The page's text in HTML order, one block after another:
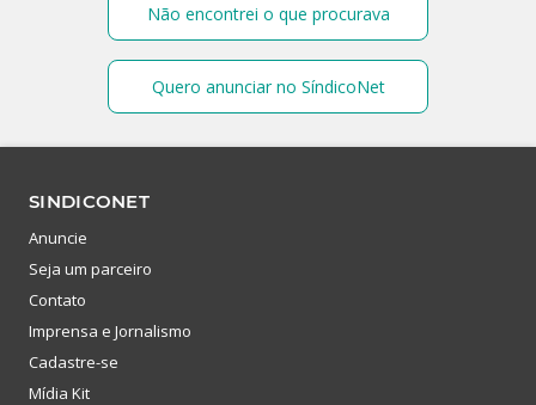
Não encontrei o que procurava
Quero anunciar no SíndicoNet
SINDICONET
Anuncie
Seja um parceiro
Contato
Imprensa e Jornalismo
Cadastre-se
Mídia Kit